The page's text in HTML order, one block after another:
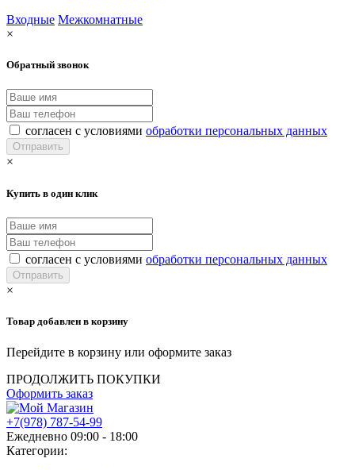
Входные Межкомнатные
×
Обратный звонок
согласен с условиями обработки персональных данных
×
Купить в один клик
согласен с условиями обработки персональных данных
×
Товар добавлен в корзину
Перейдите в корзину или оформите заказ
ПРОДОЛЖИТЬ ПОКУПКИ
Оформить заказ
+7(978) 787-54-99
Ежедневно 09:00 - 18:00
Категории: